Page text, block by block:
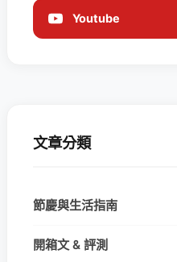
Youtube
文章分類
節慶與生活指南
開箱文 & 評測